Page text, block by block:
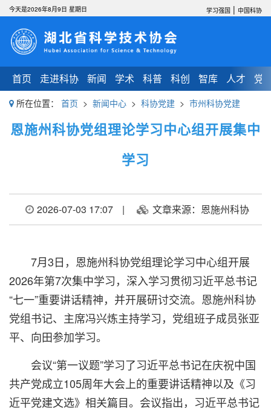
首页 走进科协 新闻 学术 科普 科创 智库 人才 党
今天是2026年8月9日 星期日 学习强国 | 中国科协
所在位置： 首页 > 新闻中心 > 科协党建 > 市州科协党建
恩施州科协党组理论学习中心组开展集中
学习
2026-07-03 17:07 | 文章来源：恩施州科协
7月3日，恩施州科协党组理论学习中心组开展
2026年第7次集中学习，深入学习贯彻习近平总书记
“七一”重要讲话精神，并开展研讨交流。恩施州科协
党组书记、主席冯兴炼主持学习，党组班子成员张亚
平、向田参加学习。
会议“第一议题”学习了习近平总书记在庆祝中国
共产党成立105周年大会上的重要讲话精神以及《习
近平党建文选》相关篇目。会议指出，习近平总书记